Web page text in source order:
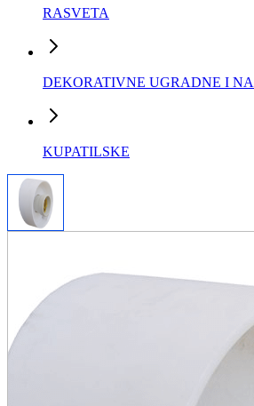
RASVETA
DEKORATIVNE UGRADNE I
KUPATILSKE